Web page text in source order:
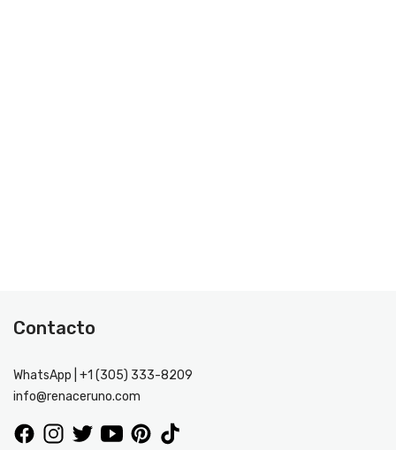
Contacto
WhatsApp | +1 (305) 333-8209
info@renaceruno.com